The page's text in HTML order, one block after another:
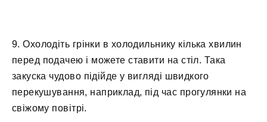
9. Охолодіть грінки в холодильнику кілька хвилин
перед подачею і можете ставити на стіл. Така
закуска чудово підійде у вигляді швидкого
перекушування, наприклад, під час прогулянки на
свіжому повітрі.